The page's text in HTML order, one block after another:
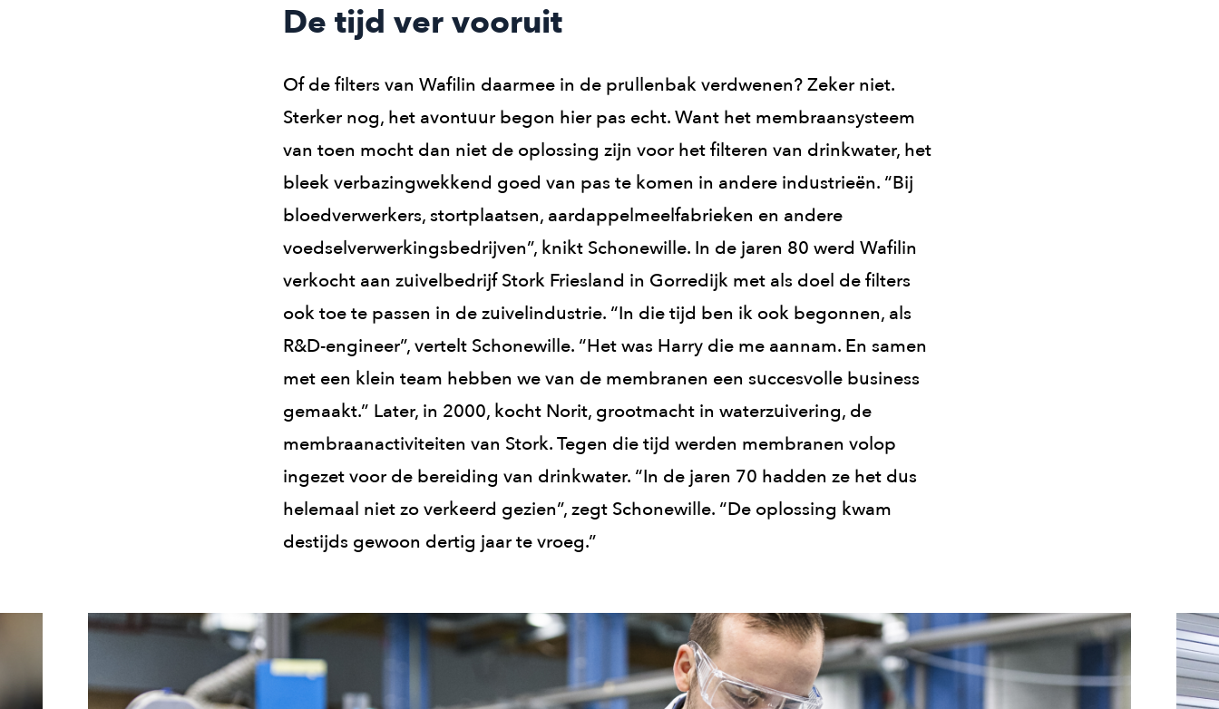
De tijd ver vooruit
Of de filters van Wafilin daarmee in de prullenbak verdwenen? Zeker niet.
Sterker nog, het avontuur begon hier pas echt. Want het membraansysteem
van toen mocht dan niet de oplossing zijn voor het filteren van drinkwater, het
bleek verbazingwekkend goed van pas te komen in andere industrieën. “Bij
bloedverwerkers, stortplaatsen, aardappelmeelfabrieken en andere
voedselverwerkingsbedrijven”, knikt Schonewille. In de jaren 80 werd Wafilin
verkocht aan zuivelbedrijf Stork Friesland in Gorredijk met als doel de filters
ook toe te passen in de zuivelindustrie. “In die tijd ben ik ook begonnen, als
R&D-engineer”, vertelt Schonewille. “Het was Harry die me aannam. En samen
met een klein team hebben we van de membranen een succesvolle business
gemaakt.” Later, in 2000, kocht Norit, grootmacht in waterzuivering, de
membraanactiviteiten van Stork. Tegen die tijd werden membranen volop
ingezet voor de bereiding van drinkwater. “In de jaren 70 hadden ze het dus
helemaal niet zo verkeerd gezien”, zegt Schonewille. “De oplossing kwam
destijds gewoon dertig jaar te vroeg.”